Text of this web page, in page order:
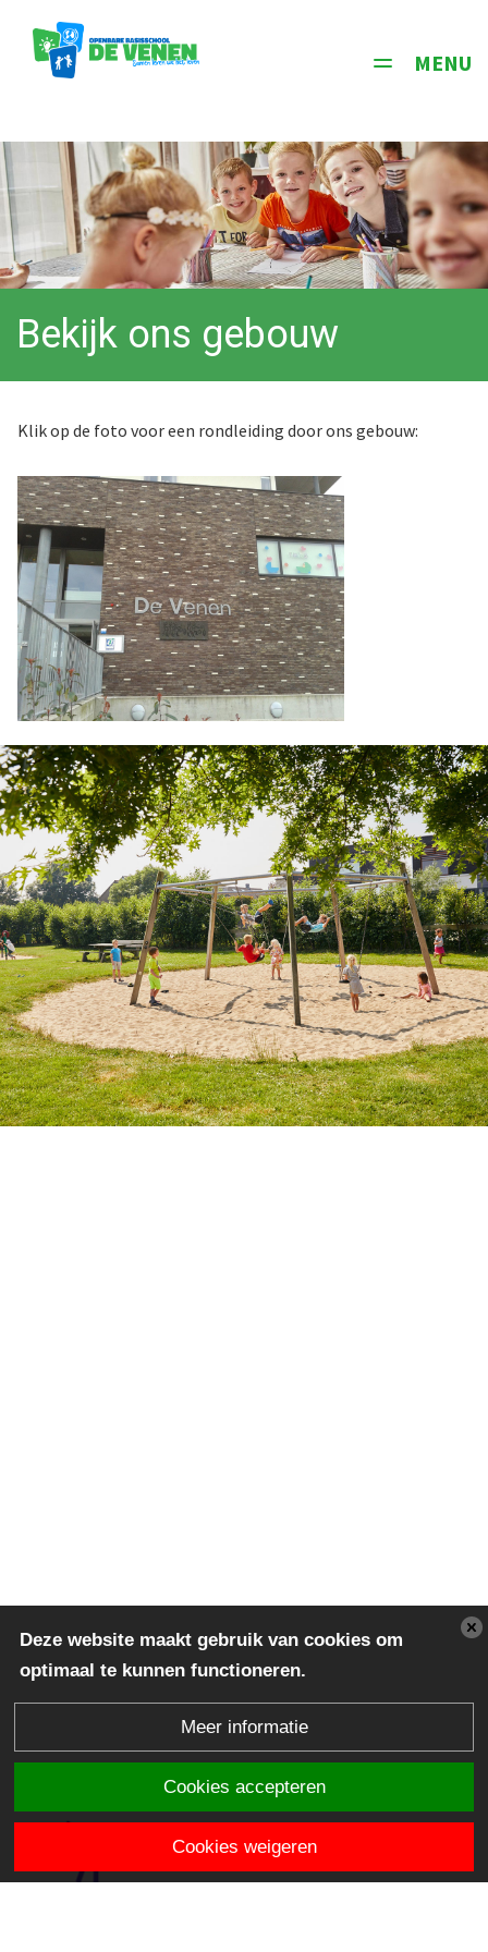
Toggle
MENU
Bekijk ons gebouw
Klik op de foto voor een rondleiding door ons gebouw:
Deze website maakt gebruik van cookies om
optimaal te kunnen functioneren.
Meer informatie
Cookies accepteren
Cookies weigeren